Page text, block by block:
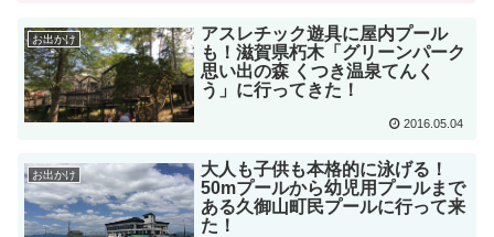
お出かけ
アスレチック遊具に屋内プール
も！滋賀県朽木「グリーンパーク
思い出の森 くつき温泉てんく
う」に行ってきた！
2016.05.04
お出かけ
大人も子供も本格的に泳げる！
50mプールから幼児用プールまで
ある久御山町民プールに行って来
た！